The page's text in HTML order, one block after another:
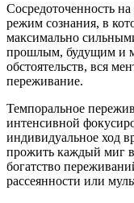
Сосредоточенность
режим сознания, в
максимально
прошлым, будущим и
обстоятельств, вся
переживание.
Темпоральное
интенсивной
индивидуальное ход
прожить каждый миг
богатство
рассеянности или